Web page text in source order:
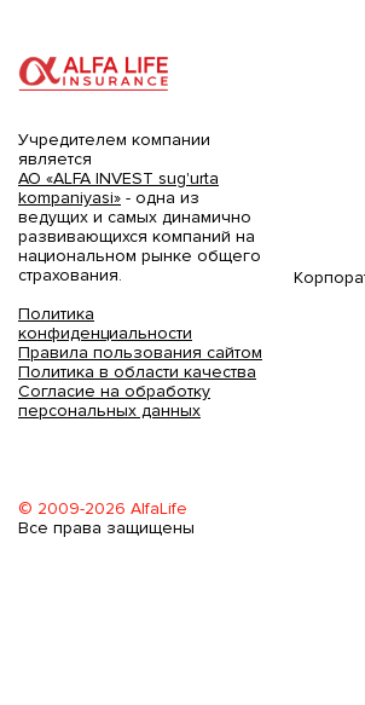
Учредителем компании
является
АО «ALFA INVEST sug'urta
kompaniyasi» - одна из
ведущих и самых динамично
развивающихся компаний на
национальном рынке общего
страхования.
Политика
конфиденциальности
Правила пользования сайтом
Политика в области качества
Согласие на обработку
персональных данных
© 2009-2026 AlfaLife
Все права защищены